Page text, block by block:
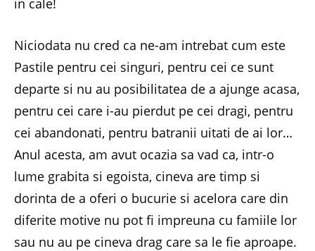
in cale!
Niciodata nu cred ca ne-am intrebat cum este
Pastile pentru cei singuri, pentru cei ce sunt
departe si nu au posibilitatea de a ajunge acasa,
pentru cei care i-au pierdut pe cei dragi, pentru
cei abandonati, pentru batranii uitati de ai lor…
Anul acesta, am avut ocazia sa vad ca, intr-o
lume grabita si egoista, cineva are timp si
dorinta de a oferi o bucurie si acelora care din
diferite motive nu pot fi impreuna cu famiile lor
sau nu au pe cineva drag care sa le fie aproape.